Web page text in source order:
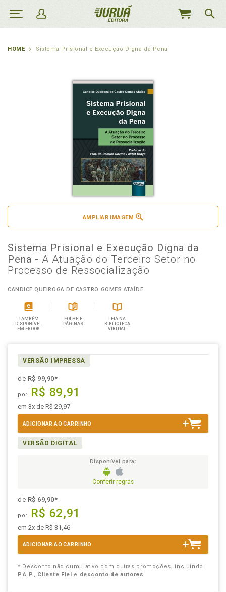
MEU
HOME Sistema Prisional e Execução Digna da Pena
AMPLIAR IMAGEM
Sistema Prisional e Execução Digna da
Pena - A Atuação do Terceiro Setor no
Processo de Ressocialização
CANDICE QUEIROGA DE CASTRO GOMES ATAÍDE
TAMBÉM
DISPONÍVEL
EM EBOOK
FOLHEIE
PÁGINAS
LEIA NA
BIBLIOTECA
VIRTUAL
VERSÃO IMPRESSA
deR$ 99,90*
por R$ 89,91
em 3x de R$ 29,97
ADICIONAR AO CARRINHO
VERSÃO DIGITAL
Disponível para:
Conferir regras
deR$ 69,90*
por R$ 62,91
em 2x de R$ 31,46
ADICIONAR AO CARRINHO
* Desconto não cumulativo com outras promoções, incluindo
P.A.P., Cliente Fiel e desconto de autores